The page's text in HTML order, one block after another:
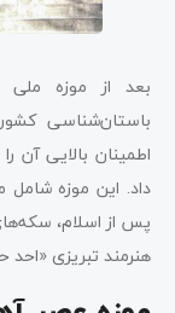
بعد از موزه ملی
باستان‌شناسی
اطمینان بالایی آن
داد. این موزه شامل
پس از اسلام،
هنرمند تبریزی